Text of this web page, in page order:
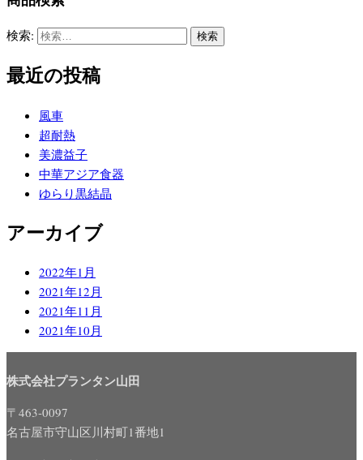
検索:
最近の投稿
風車
超耐熱
美濃益子
中華アジア食器
ゆらり黒結晶
アーカイブ
2022年1月
2021年12月
2021年11月
2021年10月
株式会社プランタン山田
〒463-0097
名古屋市守山区川村町1番地1